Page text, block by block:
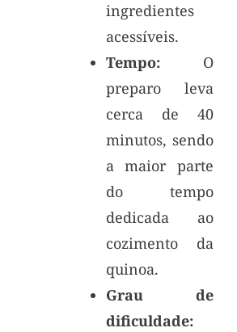
ingredientes
acessíveis.
Tempo:O
preparo leva
cerca de 40
minutos, sendo
a maior parte
do tempo
dedicada ao
cozimento da
quinoa.
Grau de
dificuldade: